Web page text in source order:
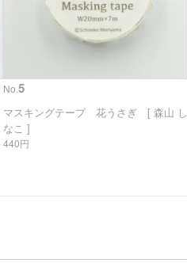
No. 5
マスキングテープ 花うさぎ [ 森山 し
なこ ]
440円